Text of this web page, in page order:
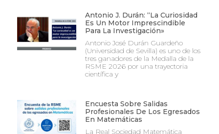
Antonio J. Durán: “La Curiosidad
Es Un Motor Imprescindible
Para La Investigación»
Antonio José Durán Guardeño
(Universidad de Sevilla) es uno de los
tres ganadores de la Medalla de la
RSME 2026 por una trayectoria
científica y
Encuesta Sobre Salidas
Profesionales De Los Egresados
En Matemáticas
La Real Sociedad Matemática